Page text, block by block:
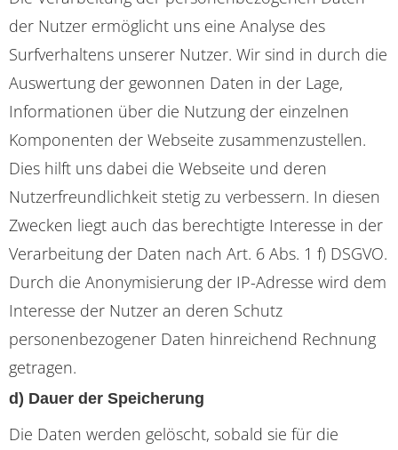
der Nutzer ermöglicht uns eine Analyse des
Surfverhaltens unserer Nutzer. Wir sind in durch die
Auswertung der gewonnen Daten in der Lage,
Informationen über die Nutzung der einzelnen
Komponenten der Webseite zusammenzustellen.
Dies hilft uns dabei die Webseite und deren
Nutzerfreundlichkeit stetig zu verbessern. In diesen
Zwecken liegt auch das berechtigte Interesse in der
Verarbeitung der Daten nach Art. 6 Abs. 1 f) DSGVO.
Durch die Anonymisierung der IP-Adresse wird dem
Interesse der Nutzer an deren Schutz
personenbezogener Daten hinreichend Rechnung
getragen.
d) Dauer der Speicherung
Die Daten werden gelöscht, sobald sie für die